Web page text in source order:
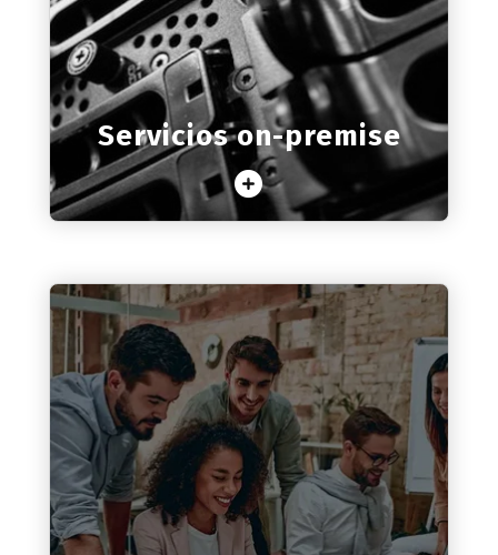
Servicios on-premise
Soluciones informáticas en tus
instalaciones o servidor local
Saber más
Microsoft